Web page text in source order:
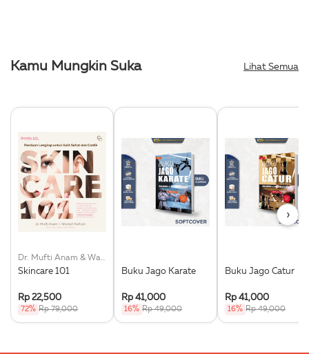
Kamu Mungkin Suka Lihat Semua
Dr. Mufti Anam & Wardah Nafisah
Skincare 101
Rp 22,500
72% Rp 79,000
Buku Jago Karate
Rp 41,000
16% Rp 49,000
Buku Jago Catur
Rp 41,000
16% Rp 49,000
›